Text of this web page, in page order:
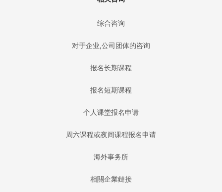
综合咨询
对于企业,公司团体的咨询
报名长期课程
报名短期课程
个人课堂报名申请
周六课程或夜间课程报名申请
海外事务所
相關企業鏈接